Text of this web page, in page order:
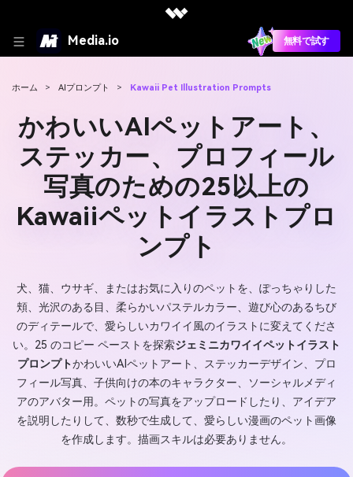
Media.io 無料で試す
ホーム > AIプロンプト > Kawaii Pet Illustration Prompts
かわいいAIペットアート、
ステッカー、プロフィール
写真のための25以上の
Kawaiiペットイラストプロ
ンプト
犬、猫、ウサギ、またはお気に入りのペットを、ぽっちゃりした
頬、光沢のある目、柔らかいパステルカラー、遊び心のあるちび
のディテールで、愛らしいカワイイ風のイラストに変えてくださ
い。25 のコピー ペーストを探索ジェミニカワイイペットイラスト
プロンプトかわいいAIペットアート、ステッカーデザイン、プロ
フィール写真、子供向けの本のキャラクター、ソーシャルメディ
アのアバター用。ペットの写真をアップロードしたり、アイデア
を説明したりして、数秒で生成して、愛らしい漫画のペット画像
を作成します。描画スキルは必要ありません。